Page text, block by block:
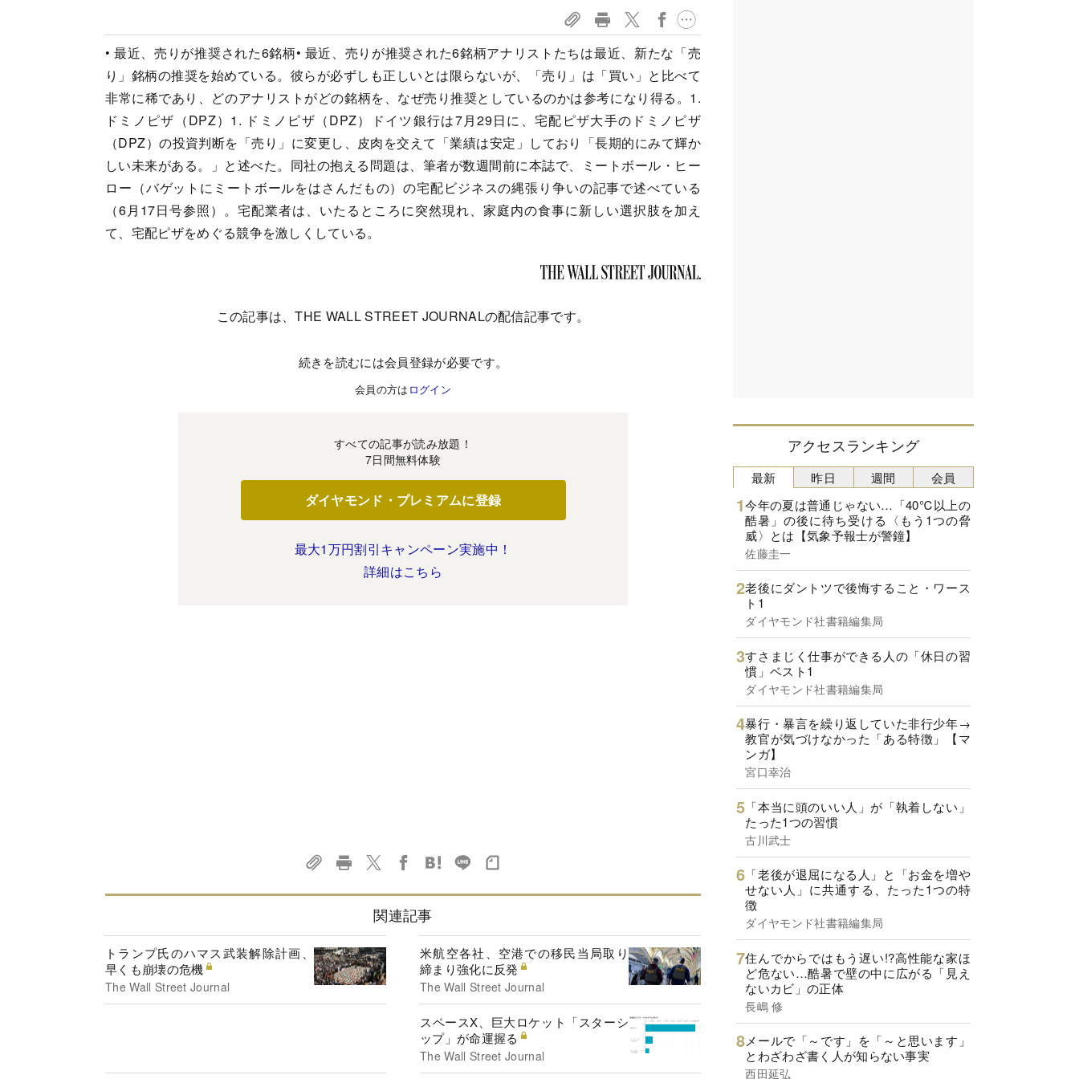
• 最近、売りが推奨された6銘柄• 最近、売りが推奨された6銘柄アナリストたちは最近、新たな「売
り」銘柄の推奨を始めている。彼らが必ずしも正しいとは限らないが、「売り」は「買い」と比べて
非常に稀であり、どのアナリストがどの銘柄を、なぜ売り推奨としているのかは参考になり得る。1.
ドミノピザ（DPZ）1. ドミノピザ（DPZ）ドイツ銀行は7月29日に、宅配ピザ大手のドミノピザ
（DPZ）の投資判断を「売り」に変更し、皮肉を交えて「業績は安定」しており「長期的にみて輝か
しい未来がある。」と述べた。同社の抱える問題は、筆者が数週間前に本誌で、ミートボール・ヒー
ロー（バゲットにミートボールをはさんだもの）の宅配ビジネスの縄張り争いの記事で述べている
（6月17日号参照）。宅配業者は、いたるところに突然現れ、家庭内の食事に新しい選択肢を加え
て、宅配ピザをめぐる競争を激しくしている。
この記事は、THE WALL STREET JOURNALの配信記事です。
続きを読むには会員登録が必要です。
会員の方は ログイン
すべての記事が読み放題！
7日間無料体験
ダイヤモンド・プレミアムに登録
最大1万円割引キャンペーン実施中！
詳細はこちら
関連記事
トランプ氏のハマス武装解除計画、
早くも崩壊の危機
The Wall Street Journal
米航空各社、空港での移民当局取り
締まり強化に反発
The Wall Street Journal
スペースX、巨大ロケット「スターシ
ップ」が命運握る
The Wall Street Journal
アクセスランキング
最新
今年の夏は普通じゃない…「40℃以上の
酷暑」の後に待ち受ける〈もう1つの脅
威〉とは【気象予報士が警鐘】
佐藤圭一
老後にダントツで後悔すること・ワース
ト1
ダイヤモンド社書籍編集局
すさまじく仕事ができる人の「休日の習
慣」ベスト1
ダイヤモンド社書籍編集局
暴行・暴言を繰り返していた非行少年→
教官が気づけなかった「ある特徴」【マ
ンガ】
宮口幸治
「本当に頭のいい人」が「執着しない」
たった1つの習慣
古川武士
「老後が退屈になる人」と「お金を増や
せない人」に共通する、たった1つの特
徴
ダイヤモンド社書籍編集局
住んでからではもう遅い!?高性能な家ほ
ど危ない…酷暑で壁の中に広がる「見え
ないカビ」の正体
長嶋 修
メールで「～です」を「～と思います」
とわざわざ書く人が知らない事実
西田延弘
昨日 週間 会員